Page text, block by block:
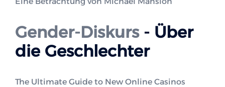
Gender-Diskurs- Über
die Geschlechter
The Ultimate Guide to New Online Casinos